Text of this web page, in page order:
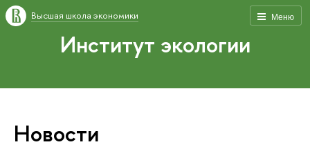
Меню
Высшая школа экономики
Институт экологии
Новости